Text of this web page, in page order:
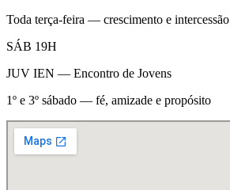
Toda terça-feira — crescimento e intercessão
SÁB 19H
JUV IEN — Encontro de Jovens
1º e 3º sábado — fé, amizade e propósito